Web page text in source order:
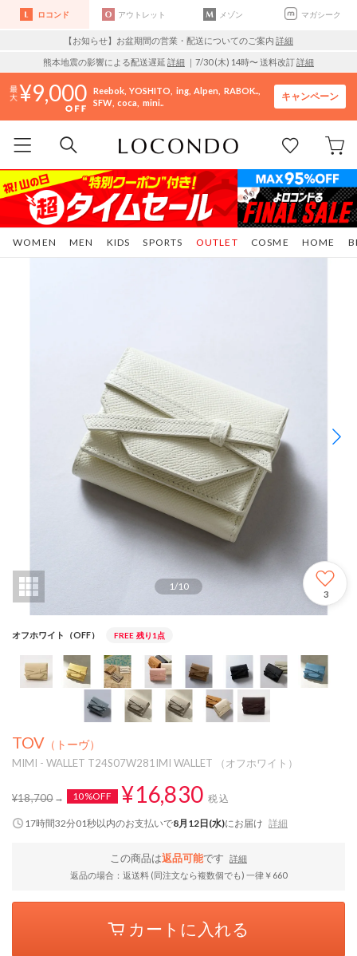
ロコンド アウトレット メゾン マガシーク
【お知らせ】お盆期間の営業・配送についてのご案内 詳細
熊本地震の影響による配送遅延 詳細 ｜7/30 (木) 14時〜 送料改訂詳細
9,000 Reebok YOSHITO ing Alpen
RABOK..
SFW coca mini..
キャンペーン
WOMEN MEN KIDS SPORTS COSME HOME
OUTLET
1/10
3
オフホワイト（OFF） FREE 残り1点
TOV （トーヴ）
MIMI - WALLET T24S07W281IMI WALLET （オフホワイト）
¥18,700 10%OFF ¥16,830 税込
17時間32分00秒以内のお支払いで8月12日(水)にお届け 詳細
この商品は返品可能です
詳細
返品の場合：返送料 (同注文なら複数個でも) 一律￥660
カートに入れる